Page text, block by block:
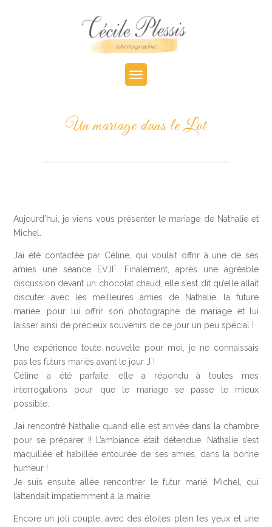
Un mariage dans le Lot
Aujourd’hui, je viens vous présenter le mariage de Nathalie et
Michel.
J’ai été contactée par Céline, qui voulait offrir à une de ses
amies une séance EVJF. Finalement, après une agréable
discussion devant un chocolat chaud, elle s’est dit qu’elle allait
discuter avec les meilleures amies de Nathalie, la future
mariée, pour lui offrir son photographe de mariage et lui
laisser ainsi de précieux souvenirs de ce jour un peu spécial !
Une expérience toute nouvelle pour moi, je ne connaissais
pas les futurs mariés avant le jour J !
Céline a été parfaite, elle a répondu à toutes mes
interrogations pour que le mariage se passe le mieux
possible.
J’ai rencontré Nathalie quand elle est arrivée dans la chambre
pour se préparer !! L’ambiance était détendue. Nathalie s’est
maquillée et habillée entourée de ses amies, dans la bonne
humeur !
Je suis ensuite allée rencontrer le futur marié, Michel, qui
l’attendait impatiemment à la mairie.
Encore un joli couple, avec des étoiles plein les yeux et une